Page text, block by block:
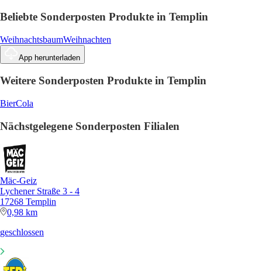
Beliebte Sonderposten Produkte in Templin
WeihnachtsbaumWeihnachten
App herunterladen
Weitere Sonderposten Produkte in Templin
BierCola
Nächstgelegene Sonderposten Filialen
Mäc-Geiz
Lychener Straße 3 - 4
17268 Templin
0,98 km
geschlossen